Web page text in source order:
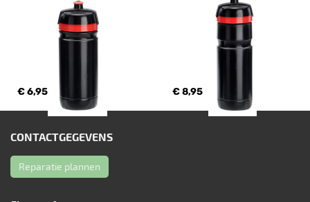
€ 6,95 € 8,95
CONTACTGEGEVENS
Reparatie plannen